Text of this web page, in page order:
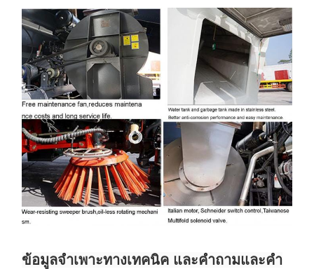
ข้อมูลจำเพาะทางเทคนิค และคำถามและคำ